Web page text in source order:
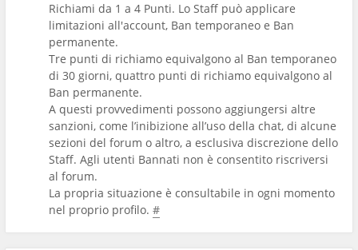
Richiami da 1 a 4 Punti. Lo Staff può applicare
limitazioni all'account, Ban temporaneo e Ban
permanente.
Tre punti di richiamo equivalgono al Ban temporaneo
di 30 giorni, quattro punti di richiamo equivalgono al
Ban permanente.
A questi provvedimenti possono aggiungersi altre
sanzioni, come l’inibizione all’uso della chat, di alcune
sezioni del forum o altro, a esclusiva discrezione dello
Staff. Agli utenti Bannati non è consentito riscriversi
al forum.
La propria situazione è consultabile in ogni momento
nel proprio profilo. #